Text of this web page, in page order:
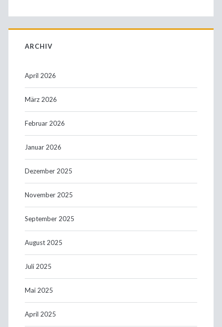
ARCHIV
April 2026
März 2026
Februar 2026
Januar 2026
Dezember 2025
November 2025
September 2025
August 2025
Juli 2025
Mai 2025
April 2025